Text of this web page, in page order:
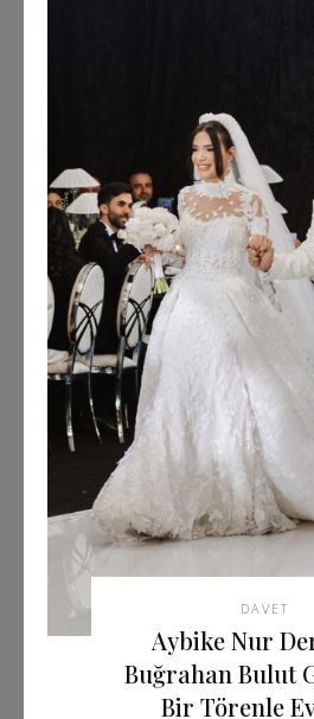
DAVET
Aybike Nur
Buğrahan Bulut
Bir Törenle